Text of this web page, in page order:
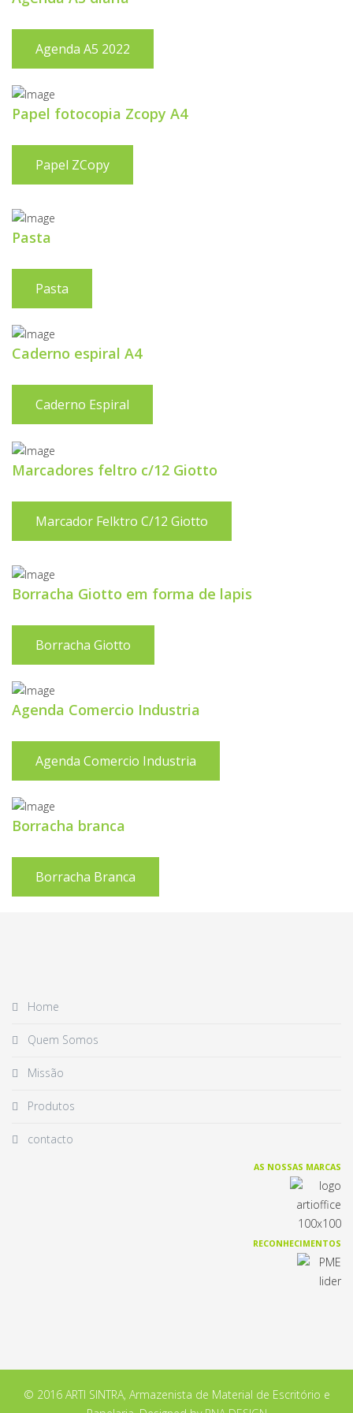
Agenda A5 2022
Papel fotocopia Zcopy A4
Papel ZCopy
Pasta
Pasta
Caderno espiral A4
Caderno Espiral
Marcadores feltro c/12 Giotto
Marcador Felktro C/12 Giotto
Borracha Giotto em forma de lapis
Borracha Giotto
Agenda Comercio Industria
Agenda Comercio Industria
Borracha branca
Borracha Branca
Home
Quem Somos
Missão
Produtos
contacto
AS NOSSAS MARCAS
RECONHECIMENTOS
© 2016 ARTI SINTRA, Armazenista de Material de Escritório e